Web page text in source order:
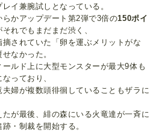
イ兼腕試しとなっている。
かアップデート第2弾で3倍の150ポイ
れでもまだまだ渋く、
されていた「卵を運ぶメリットがな
なかった。
ルド上に大型モンスターが最大9体も
っており、
婦が複数頭徘徊していることもザラに
が最後、緋の森にいる火竜達が一斉に
・制裁を開始する。